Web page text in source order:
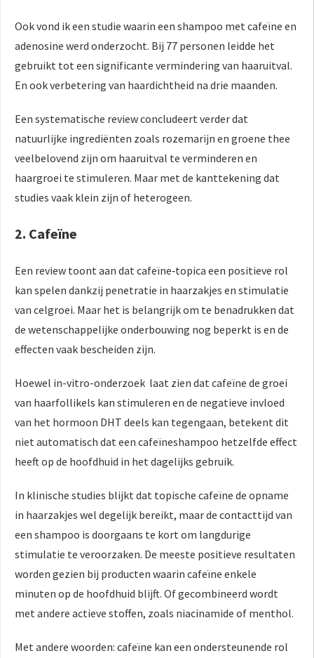
Ook vond ik een studie waarin een shampoo met cafeïne en
adenosine werd onderzocht. Bij 77 personen leidde het
gebruikt tot een significante vermindering van haaruitval.
En ook verbetering van haardichtheid na drie maanden.
Een systematische review concludeert verder dat
natuurlijke ingrediënten zoals rozemarijn en groene thee
veelbelovend zijn om haaruitval te verminderen en
haargroei te stimuleren. Maar met de kanttekening dat
studies vaak klein zijn of heterogeen.
2. Cafeïne
Een review toont aan dat cafeïne‐topica een positieve rol
kan spelen dankzij penetratie in haarzakjes en stimulatie
van celgroei. Maar het is belangrijk om te benadrukken dat
de wetenschappelijke onderbouwing nog beperkt is en de
effecten vaak bescheiden zijn.
Hoewel in-vitro-onderzoek laat zien dat cafeïne de groei
van haarfollikels kan stimuleren en de negatieve invloed
van het hormoon DHT deels kan tegengaan, betekent dit
niet automatisch dat een cafeïneshampoo hetzelfde effect
heeft op de hoofdhuid in het dagelijks gebruik.
In klinische studies blijkt dat topische cafeïne de opname
in haarzakjes wel degelijk bereikt, maar de contacttijd van
een shampoo is doorgaans te kort om langdurige
stimulatie te veroorzaken. De meeste positieve resultaten
worden gezien bij producten waarin cafeïne enkele
minuten op de hoofdhuid blijft. Of gecombineerd wordt
met andere actieve stoffen, zoals niacinamide of menthol.
Met andere woorden: cafeïne kan een ondersteunende rol